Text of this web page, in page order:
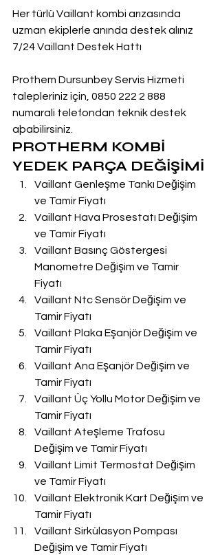
Her türlü Vaillant kombi arızasında
uzman ekiplerle anında destek alınız
7/24 Vaillant Destek Hattı
Prothem Dursunbey Servis Hizmeti
talepleriniz için, 0850 222 2 888
numarali telefondan teknik destek
aþabilirsiniz.
PROTHERM KOMBİ
YEDEK PARÇA DEĞİŞİMİ
Vaillant Genleşme Tankı Değişim
ve Tamir Fiyatı
Vaillant Hava Prosestatı Değişim
ve Tamir Fiyatı
Vaillant Basınç Göstergesi
Manometre Değişim ve Tamir
Fiyatı
Vaillant Ntc Sensör Değişim ve
Tamir Fiyatı
Vaillant Plaka Eşanjör Değişim ve
Tamir Fiyatı
Vaillant Ana Eşanjör Değişim ve
Tamir Fiyatı
Vaillant Üç Yollu Motor Değişim ve
Tamir Fiyatı
Vaillant Ateşleme Trafosu
Değişim ve Tamir Fiyatı
Vaillant Limit Termostat Değişim
ve Tamir Fiyatı
Vaillant Elektronik Kart Değişim ve
Tamir Fiyatı
Vaillant Sirkülasyon Pompası
Değişim ve Tamir Fiyatı